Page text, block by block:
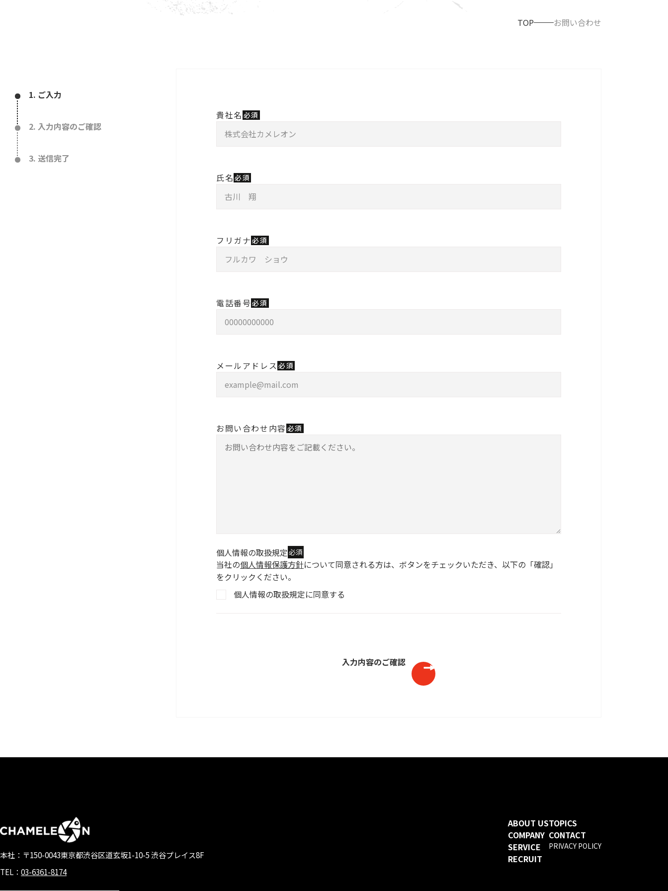
TOP お問い合わせ
1. ご入力
2. 入力内容のご確認
3. 送信完了
貴社名 必須
氏名 必須
フリガナ 必須
電話番号必須
メールアドレス 必須
お問い合わせ内容 必須
個人情報の取扱規定必須
当社の個人情報保護方針について同意される方は、ボタンをチェックいただき、以下の「確認」
をクリックください。
個人情報の取扱規定に同意する
入力内容のご確認
本社：〒150-0043東京都渋谷区道玄坂1-10-5 渋谷プレイス8F
TEL： 03-6361-8174
ABOUT US
COMPANY
SERVICE
RECRUIT
TOPICS
CONTACT
PRIVACY POLICY